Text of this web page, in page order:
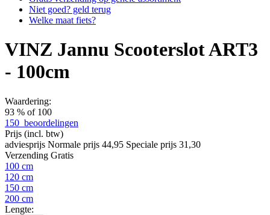
Niet goed? geld terug
Welke maat fiets?
VINZ Jannu Scooterslot ART3
- 100cm
Waardering:
93 % of 100
150 beoordelingen
Prijs (incl. btw)
adviesprijs Normale prijs 44,95 Speciale prijs 31,30
Verzending Gratis
100 cm
120 cm
150 cm
200 cm
Lengte: